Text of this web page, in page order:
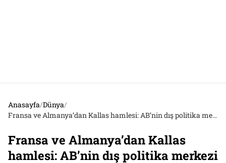
Anasayfa/Dünya/
Fransa ve Almanya’dan Kallas hamlesi: AB’nin dış politika merkezi dağıtılıyor
Fransa ve Almanya’dan Kallas
hamlesi: AB’nin dış politika merkezi